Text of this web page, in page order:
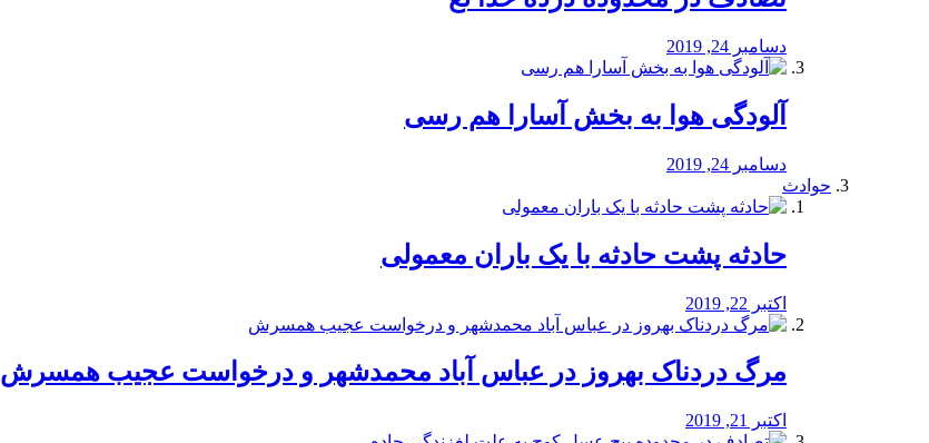
دسامبر 24, 2019
آلودگی هوا به بخش آسارا هم رسی
دسامبر 24, 2019
حوادث
️حادثه پشت حادثه با یک باران معمولی
اکتبر 22, 2019
مرگ دردناک بهروز در عباس آباد محمدشهر و درخواست عجیب همسرش
اکتبر 21, 2019